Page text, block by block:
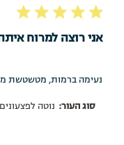
אני רוצה למרוח
נעימה ברמות, מטשטשת
סוג העור: נוטה לפצעונים